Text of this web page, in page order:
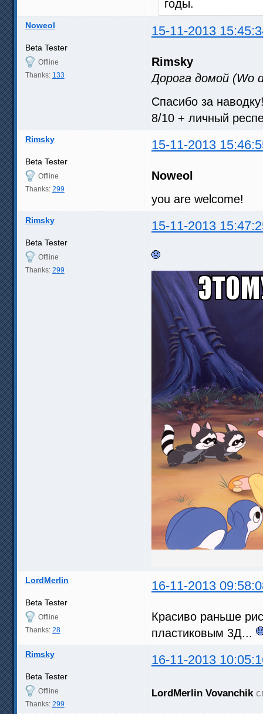
годы.
Noweol 15-11-2013
Beta Tester
Offline
Thanks: 133
Rimsky
Дорога домой (Wo
Спасибо за
8/10 + личный
Rimsky 15-11-2013
Beta Tester
Offline
Thanks: 299
Noweol
you are welcome!
Rimsky 15-11-2013
Beta Tester
Offline
Thanks: 299
LordMerlin 16-11-2013
Beta Tester
Offline
Thanks: 28
Красиво раньше
пластиковым 3Д...
Rimsky 16-11-2013
Beta Tester
Offline
Thanks: 299
LordMerlin Vovanchik